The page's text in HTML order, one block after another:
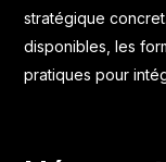
stratégique
disponibles, les
pratiques pour